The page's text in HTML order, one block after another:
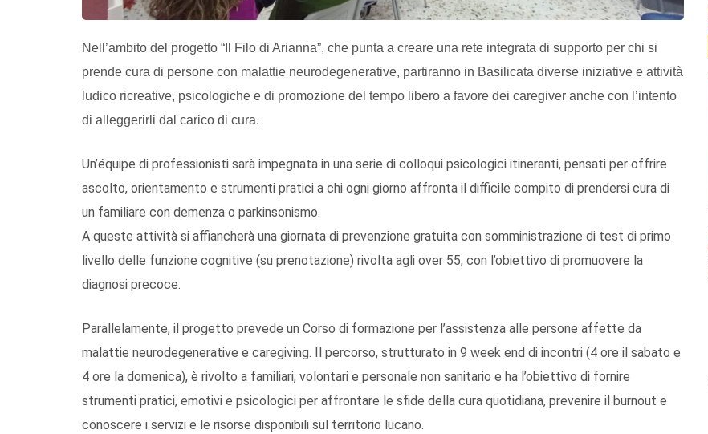
Nell’ambito del progetto “Il Filo di Arianna”, che punta a creare una rete integrata di supporto per chi si
prende cura di persone con malattie neurodegenerative, partiranno in Basilicata diverse iniziative e attività
ludico ricreative, psicologiche e di promozione del tempo libero a favore dei caregiver anche con l’intento
di alleggerirli dal carico di cura.
Un’équipe di professionisti sarà impegnata in una serie di colloqui psicologici itineranti, pensati per offrire
ascolto, orientamento e strumenti pratici a chi ogni giorno affronta il difficile compito di prendersi cura di
un familiare con demenza o parkinsonismo.
A queste attività si affiancherà una giornata di prevenzione gratuita con somministrazione di test di primo
livello delle funzione cognitive (su prenotazione) rivolta agli over 55, con l’obiettivo di promuovere la
diagnosi precoce.
Parallelamente, il progetto prevede un Corso di formazione per l’assistenza alle persone affette da
malattie neurodegenerative e caregiving. Il percorso, strutturato in 9 week end di incontri (4 ore il sabato e
4 ore la domenica), è rivolto a familiari, volontari e personale non sanitario e ha l’obiettivo di fornire
strumenti pratici, emotivi e psicologici per affrontare le sfide della cura quotidiana, prevenire il burnout e
conoscere i servizi e le risorse disponibili sul territorio lucano.